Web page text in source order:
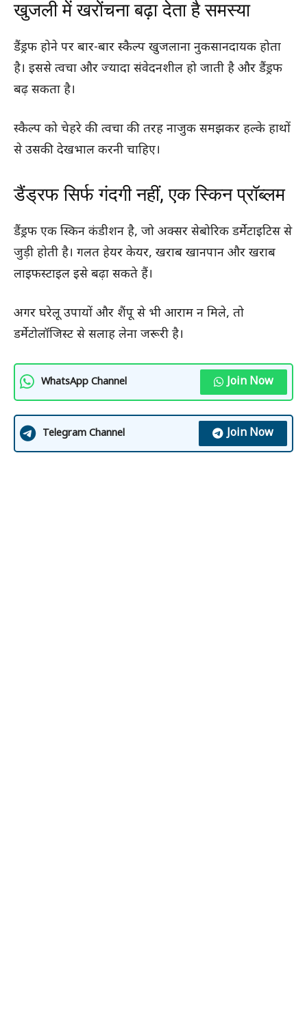
खुजली में खरोंचना बढ़ा देता है समस्या
डैंड्रफ होने पर बार-बार स्कैल्प खुजलाना नुकसानदायक होता
है। इससे त्वचा और ज्यादा संवेदनशील हो जाती है और डैंड्रफ
बढ़ सकता है।
स्कैल्प को चेहरे की त्वचा की तरह नाजुक समझकर हल्के हाथों
से उसकी देखभाल करनी चाहिए।
डैंड्रफ सिर्फ गंदगी नहीं, एक स्किन प्रॉब्लम
डैंड्रफ एक स्किन कंडीशन है, जो अक्सर सेबोरिक डर्मेटाइटिस से
जुड़ी होती है। गलत हेयर केयर, खराब खानपान और खराब
लाइफस्टाइल इसे बढ़ा सकते हैं।
अगर घरेलू उपायों और शैंपू से भी आराम न मिले, तो
डर्मेटोलॉजिस्ट से सलाह लेना जरूरी है।
WhatsApp Channel Join Now
Telegram Channel Join Now